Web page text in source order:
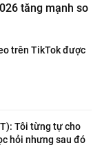
tăng mạnh so
trên TikTok được
Tôi từng tự cho
hỏi nhưng sau đó